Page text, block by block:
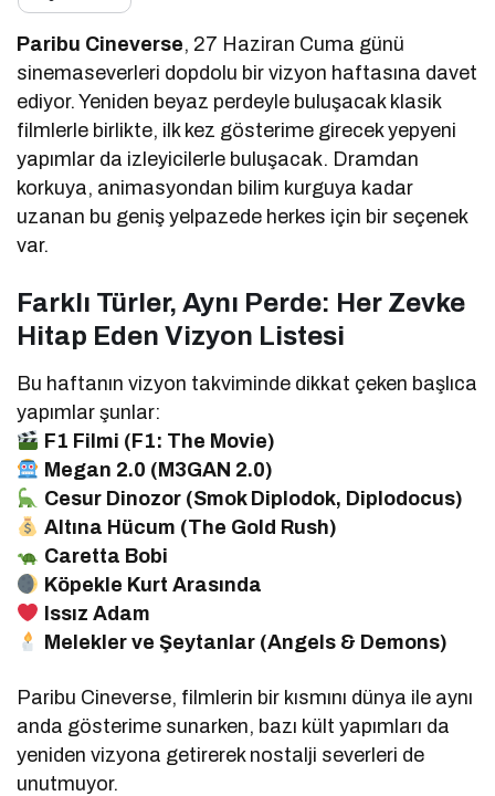
Paribu Cineverse, 27 Haziran Cuma günü
sinemaseverleri dopdolu bir vizyon haftasına davet
ediyor. Yeniden beyaz perdeyle buluşacak klasik
filmlerle birlikte, ilk kez gösterime girecek yepyeni
yapımlar da izleyicilerle buluşacak. Dramdan
korkuya, animasyondan bilim kurguya kadar
uzanan bu geniş yelpazede herkes için bir seçenek
var.
Farklı Türler, Aynı Perde: Her Zevke
Hitap Eden Vizyon Listesi
Bu haftanın vizyon takviminde dikkat çeken başlıca
yapımlar şunlar:
F1 Filmi (F1: The Movie)
Megan 2.0 (M3GAN 2.0)
Cesur Dinozor (Smok Diplodok, Diplodocus)
Altına Hücum (The Gold Rush)
Caretta Bobi
Köpekle Kurt Arasında
Issız Adam
Melekler ve Şeytanlar (Angels & Demons)
Paribu Cineverse, filmlerin bir kısmını dünya ile aynı
anda gösterime sunarken, bazı kült yapımları da
yeniden vizyona getirerek nostalji severleri de
unutmuyor.